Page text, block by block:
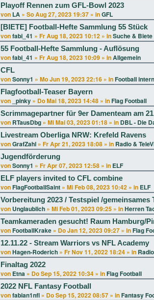
Playoff Rennen zum GFL-Bowl 2023
von LA » So Aug 27, 2023 19:37 » inGFL
[BIETE] Football-Hefte Sammlung 55 Stück
vonfabi_41 » Fr Aug 18, 2023 10:12 » inSuche & Biete
55 Football-Hefte Sammlung - Auflösung
vonfabi_41 » Fr Aug 18, 2023 10:09 » inAllgemein
CFL
vonSonny1 » Mo Jun 19, 2023 22:16 » in Football
Flagfootball-Teaser Bayern
von _pinky » Do Mai 18, 2023 14:48 » in Flag Football
Scrimmagepartner für 9er Damenteam am
von RTausDbg » Mi Mai 03, 2023 01:18 » in DBL - Die
Livestream Oberliga NRW: Krefeld Ravens
vonGrafZahl » Fr Apr 21, 2023 18:08 » in Radio &
Jugendförderung
vonSonny1 » Fr Apr 07, 2023 12:58 » in ELF
ELF players invited to CFL combine
von FlagFootballSaint » Mi Feb 08, 2023 10:42 » in ELF
Vorbereitung 2023 / Testspiel /gemeinsames
von Unglaublich » Mi Feb 01, 2023 09:25 » inHerren
Teamkameraden gesucht! Raum Hamburg/
von FootballKrake » Do Jan 12, 2023 09:27 » in Flag
12.11.22 - Stream Warriors vs NFL Academy
vonHagen-Roderich » Fr Nov 11, 2022 18:24 » in
Finaltag 2022
von Etna » Do Sep 15, 2022 10:34 » in Flag Football
2022 NFL Fantasy Football
vonfabian1nfl » Do Sep 15, 2022 08:57 » in Fantasy